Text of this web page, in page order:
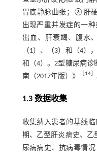
胃底静脉曲张；③肝硬
出现严重并发症的一
出血、肝衰竭、腹水
（1）、（3）和（4）
和（4）。2型糖尿病
南（2017年版）》
［14］
1.3 数据收集
收集纳入患者的基线
期、乙型肝炎病史、乙
尿病病史、抗病毒情